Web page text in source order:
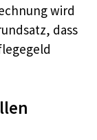
wird
dass